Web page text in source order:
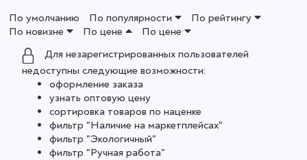
По умолчанию По популярности
По рейтингу
По новизне
По цене
По цене
Для незарегистрированных пользователей
недоступны следующие возможности:
оформление заказа
узнать оптовую цену
сортировка товаров по наценке
фильтр "Наличие на маркетплейсах"
фильтр "Экологичный"
фильтр "Ручная работа"